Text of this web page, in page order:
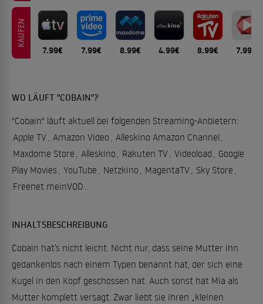
KAUFEN
7.99€ 7.99€ 8.99€ 4.99€ 8.99€ 7.99€
WO LÄUFT "COBAIN"?
"Cobain" läuft aktuell bei folgenden Streaming-Anbietern:
Apple TV, Amazon Video , Alleskino Amazon Channel ,
Maxdome Store , Alleskino , Rakuten TV, Videoload , Google
Play Movies, YouTube , Netzkino , MagentaTV, Sky Store ,
Freenet meinVOD .
INHALTSBESCHREIBUNG
Cobain hat’s nicht leicht. Nicht nur, dass seine Mutter ihn
gedankenlos nach einem Typen benannt hat, der sich eine
Kugel in den Kopf geschossen hat. Auch sonst hat Mia als
Mutter komplett versagt. Zwar liebt sie ihren „kleinen